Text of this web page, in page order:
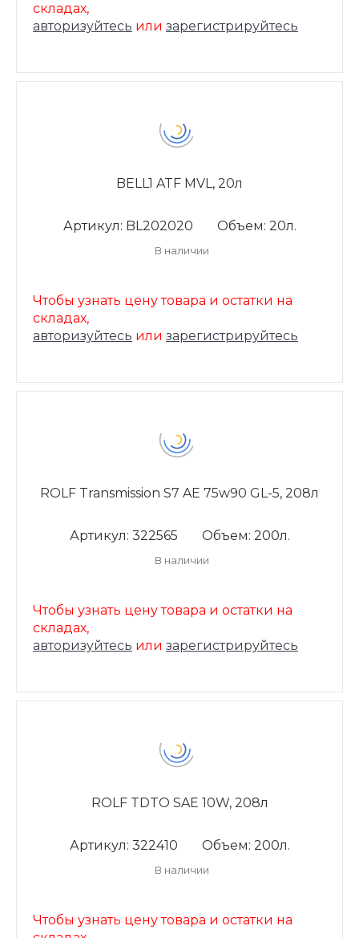
складах,
авторизуйтесь или зарегистрируйтесь
BELL1 ATF MVL, 20л
Артикул: BL202020 Объем: 20л.
В наличии
Чтобы узнать цену товара и остатки на
складах,
авторизуйтесь или зарегистрируйтесь
ROLF Transmission S7 AE 75w90 GL-5, 208л
Артикул: 322565 Объем: 200л.
В наличии
Чтобы узнать цену товара и остатки на
складах,
авторизуйтесь или зарегистрируйтесь
ROLF TDTO SAE 10W, 208л
Артикул: 322410 Объем: 200л.
В наличии
Чтобы узнать цену товара и остатки на